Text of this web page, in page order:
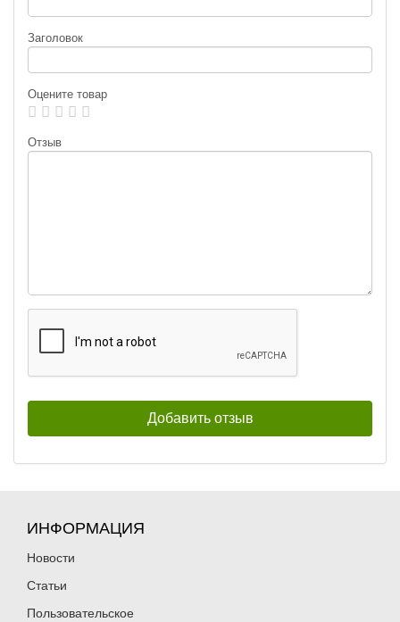
Заголовок
Оцените товар
Отзыв
ИНФОРМАЦИЯ
Новости
Статьи
Пользовательское